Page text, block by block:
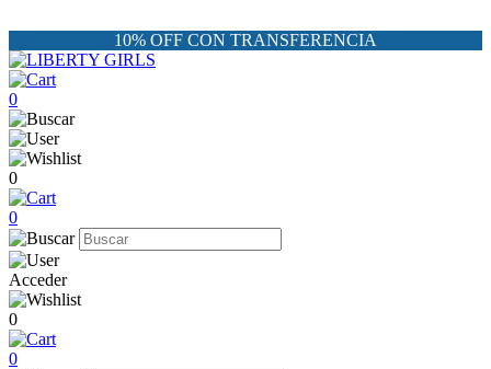
10% OFF CON TRANSFERENCIA
0
0
0
Acceder
0
0